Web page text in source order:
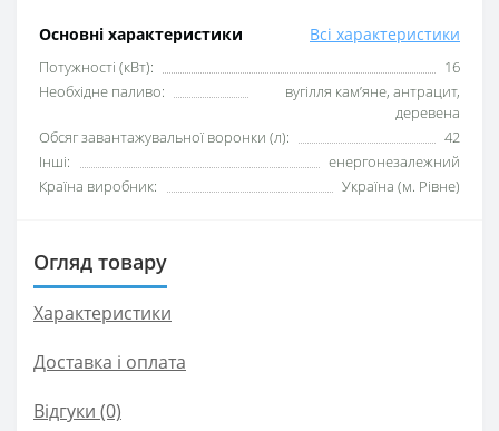
Основні характеристики Всі характеристики
Потужності (кВт):
16
Необхідне паливо:
вугілля кам’яне, антрацит,
деревена
Обсяг завантажувальної воронки (л):
42
Інші:
енергонезалежний
Країна виробник:
Україна (м. Рівне)
Огляд товару
Характеристики
Доставка і оплата
Відгуки (0)